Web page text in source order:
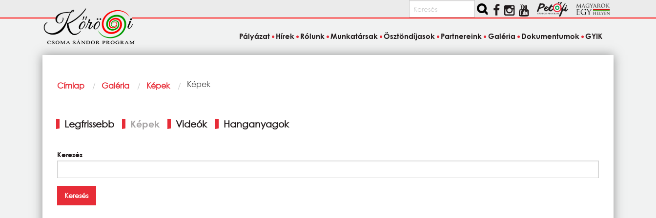
Keresés
Fő
navigáció
Pályázat Hírek Rólunk Munkatársak Ösztöndíjasok Partnereink Galéria Dokumentumok GYIK
Morzsa
Címlap Galéria Képek Current:
Képek
fülek
Legfrissebb Képek Videók Hanganyagok
Keresés